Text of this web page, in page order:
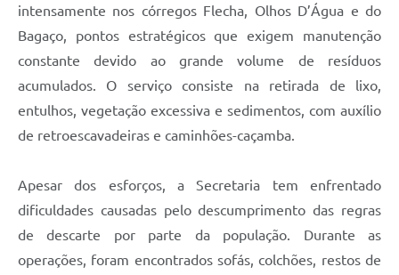
intensamente nos córregos Flecha, Olhos D’Água e do
Bagaço, pontos estratégicos que exigem manutenção
constante devido ao grande volume de resíduos
acumulados. O serviço consiste na retirada de lixo,
entulhos, vegetação excessiva e sedimentos, com auxílio
de retroescavadeiras e caminhões-caçamba.
Apesar dos esforços, a Secretaria tem enfrentado
dificuldades causadas pelo descumprimento das regras
de descarte por parte da população. Durante as
operações, foram encontrados sofás, colchões, restos de